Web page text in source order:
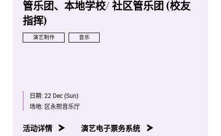
管乐团、本地学校/ 社区管乐团 (校友
指挥)
演艺制作 音乐
日期: 22 Dec (Sun)
场地: 区永熙音乐厅
活动详情 演艺电子票务系统